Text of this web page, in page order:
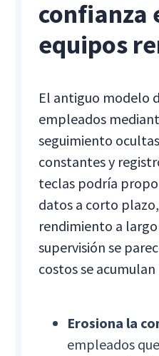
confianza
equipos
El antiguo modelo
empleados
seguimiento
constantes y
teclas podría
datos a corto
rendimiento a
supervisión se
costos se
Erosiona la
empleados